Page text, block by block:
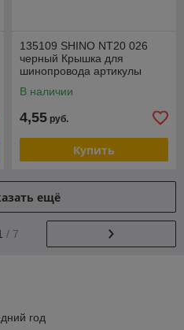
135109 SHINO NT20 026
черный Крышка для
шинопровода артикулы
В наличии
4,55 руб.
Купить
ещё
/ 7
год